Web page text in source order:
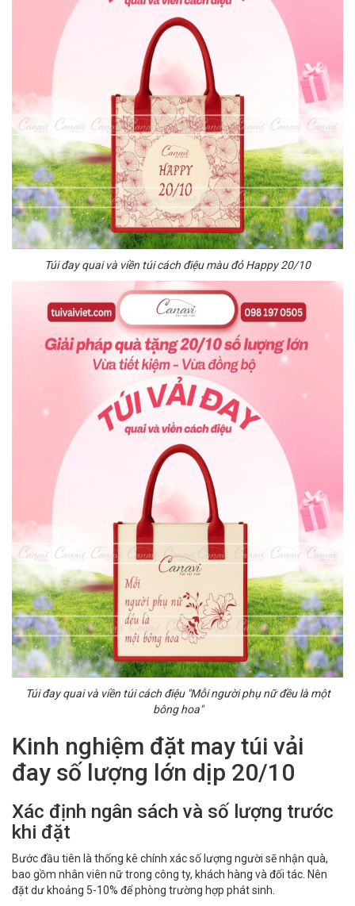
Túi đay quai và viền túi cách điệu màu đỏ Happy 20/10
Túi đay quai và viền túi cách điệu "Mỗi người phụ nữ đều là một
bông hoa"
Kinh nghiệm đặt may túi vải
đay số lượng lớn dịp 20/10
Xác định ngân sách và số lượng trước
khi đặt
Bước đầu tiên là thống kê chính xác số lượng người sẽ nhận quà,
bao gồm nhân viên nữ trong công ty, khách hàng và đối tác. Nên
đặt dư khoảng 5-10% để phòng trường hợp phát sinh.